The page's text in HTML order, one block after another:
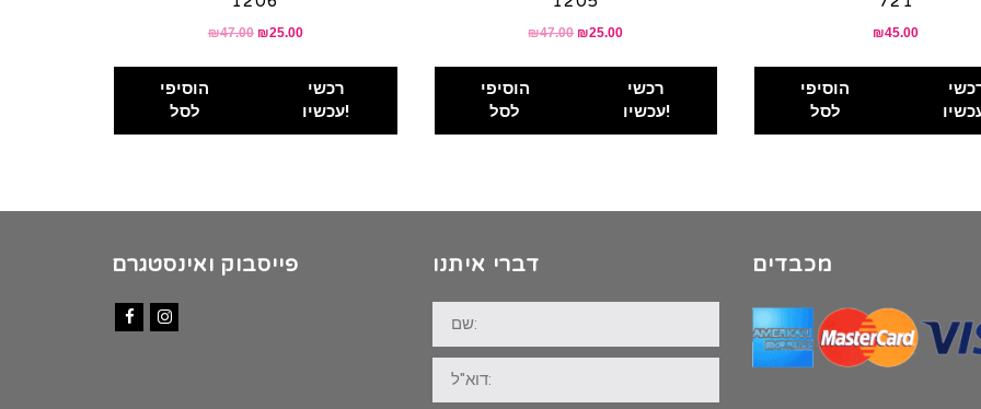
₪47.00 ₪25.00
הוסיפי
לסל
רכשי
עכשיו!
₪47.00 ₪25.00
הוסיפי
לסל
רכשי
עכשיו!
₪45.00
הוסיפי
לסל
פייסבוק ואינסטגרם דברי איתנו
שם:
דוא"ל:
מכבדים